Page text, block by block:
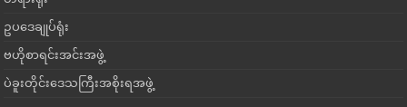
ဥပဒေချုပ်ရုံး
ဗဟိုစာရင်းအင်းအဖွဲ့
ပဲခူးတိုင်းဒေသကြီးအစိုးရအဖွဲ့